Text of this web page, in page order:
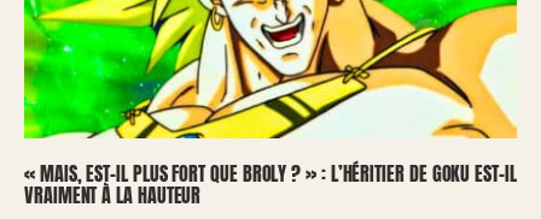
« MAIS, EST-IL PLUS FORT QUE BROLY ? » : L’HÉRITIER DE GOKU EST-IL
VRAIMENT À LA HAUTEUR